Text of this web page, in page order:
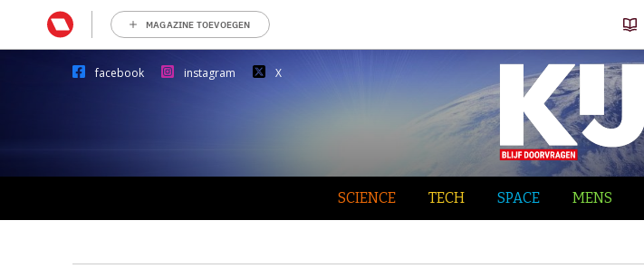
MAGAZINE TOEVOEGEN
facebook instagram X
SCIENCE TECH SPACE MENS